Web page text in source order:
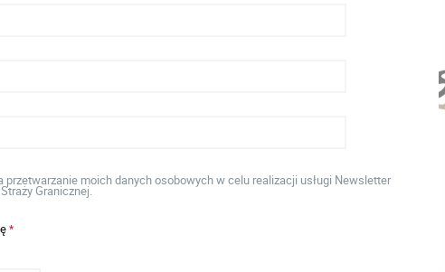
przetwarzanie moich danych osobowych w celu realizacji usługi Newsletter
Granicznej.
*